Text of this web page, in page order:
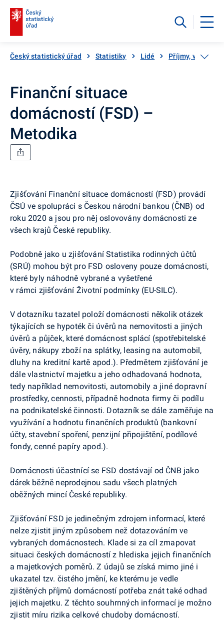
Český statistický úřad Statistiky Lidé Příjmy, výdaje a
Finanční situace
domácností (FSD) –
Metodika
Zjišťování Finanční situace domácností (FSD) provádí
ČSÚ ve spolupráci s Českou národní bankou (ČNB) od
roku 2020 a jsou pro něj oslovovány domácnosti ze
všech krajů České republiky.
Podobně jako u zjišťování Statistika rodinných účtů
(SRÚ) mohou být pro FSD osloveny pouze domácnosti,
které byly náhodně vybrané a vyšetřené
v rámci zjišťování Životní podmínky (EU-SILC).
V dotazníku tazatel položí domácnosti několik otázek
týkajících se hypoték či úvěrů na nemovitosti a jiných
úvěrů a půjček, které domácnost splácí (spotřebitelské
úvěry, nákupy zboží na splátky, leasing na automobil,
dluhy na kreditní kartě apod.). Předmětem zjišťování je
dále vlastnictví majetku a jeho odhadovaná hodnota,
tedy například nemovitosti, automobily a jiné dopravní
prostředky, cennosti, případně hodnota firmy či podílu
na podnikatelské činnosti. Dotazník se dále zaměřuje na
využívání a hodnotu finančních produktů (bankovní
účty, stavební spoření, penzijní připojištění, podílové
fondy, cenné papíry apod.).
Domácnosti účastnící se FSD dostávají od ČNB jako
dárek běžně neprodejnou sadu všech platných
oběžných mincí České republiky.
Zjišťování FSD je jedinečným zdrojem informací, které
nelze zjistit jiným způsobem než dotazováním ve
vybraných domácnostech. Klade si za cíl zmapovat
situaci českých domácností z hlediska jejich finančních
a majetkových poměrů. Z údajů se získá mimo jiné i
ukazatel tzv. čistého jmění, ke kterému je vedle
zjištěných příjmů domácností potřeba znát také odhad
jejich majetku. Z těchto souhrnných informací je možno
zjistit míru rizika celkové chudoby domácností.